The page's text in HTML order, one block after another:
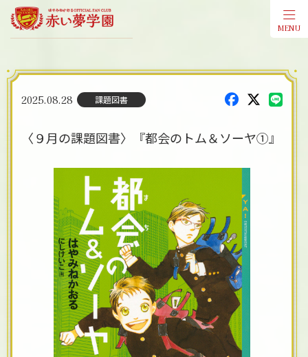
MENU
会員登録
2025.08.28 課題図書
〈９月の課題図書〉『都会のトム＆ソーヤ①』